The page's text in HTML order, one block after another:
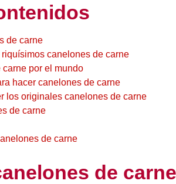
de carne
canelones de carne
por el mundo
hacer canelones de carne
los originales canelones de carne
de carne
de carne
de carne